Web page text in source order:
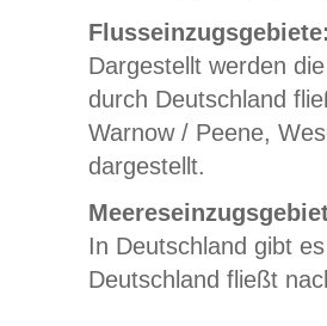
Dargestellt werden
durch Deutschland
Warnow / Peene,
dargestellt.
In Deutschland gibt
Deutschland fließt